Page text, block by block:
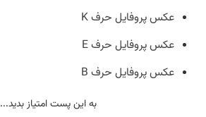
عکس پروفایل حرف K
عکس پروفایل حرف E
عکس پروفایل حرف B
به این پست امتیاز بدید...